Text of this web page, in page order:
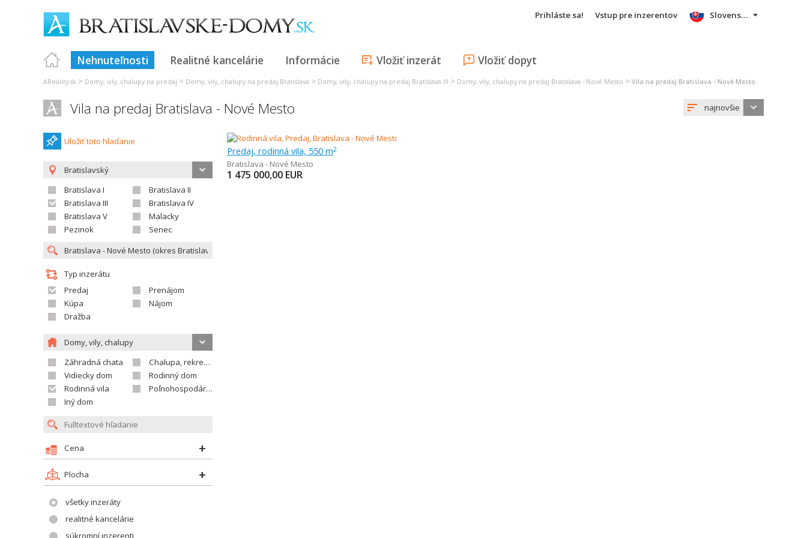
Prihláste sa! Vstup pre inzerentov
Nehnuteľnosti Realitné kancelárie Informácie Vložiť inzerát Vložiť dopyt
Slovensky
AReality.sk > Domy, vily, chalupy na predaj > Domy, vily, chalupy na predaj Bratislava > Domy, vily, chalupy na predaj Bratislava III > Domy, vily, chalupy na predaj Bratislava - Nové Mesto > Vila na predaj Bratislava - Nové Mesto
Vila na predaj Bratislava - Nové Mesto najnovšie
Uložiť toto hladanie
Bratislavský
Bratislava I
Bratislava II
Bratislava III
Bratislava IV
Bratislava V
Malacky
Pezinok
Senec
Typ inzerátu
Predaj
Prenájom
Kúpa
Nájom
Dražba
Domy, vily, chalupy
Záhradná chata
Chalupa, rekreačný domček
Vidiecky dom
Rodinný dom
Rodinná vila
Poľnohospodárska usadlosť
Iný dom
Cena
Plocha
všetky inzeráty
realitné kancelárie
súkromní inzerenti
Predaj, rodinná vila, 550 m2
Bratislava - Nové Mesto
1 475 000,00 EUR